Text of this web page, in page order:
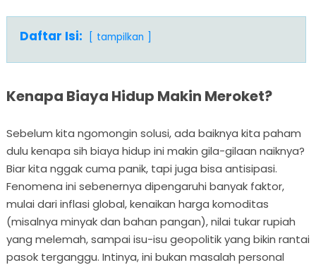
Daftar Isi: tampilkan
Kenapa Biaya Hidup Makin Meroket?
Sebelum kita ngomongin solusi, ada baiknya kita paham
dulu kenapa sih biaya hidup ini makin gila-gilaan naiknya?
Biar kita nggak cuma panik, tapi juga bisa antisipasi.
Fenomena ini sebenernya dipengaruhi banyak faktor,
mulai dari inflasi global, kenaikan harga komoditas
(misalnya minyak dan bahan pangan), nilai tukar rupiah
yang melemah, sampai isu-isu geopolitik yang bikin rantai
pasok terganggu. Intinya, ini bukan masalah personal